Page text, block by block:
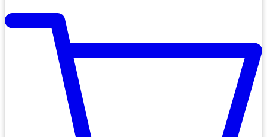
Máy Rửa Chén Bát
Máy Rửa Chén Âm Toàn Phần
Máy Rửa Chén Bát 12 Bộ
Máy Rửa Chén Bát Bán Âm
Thiết Bị Vệ Sinh American Standard
Thiết Bị Vệ Sinh VIGLACERA
Thiết Bị Vệ Sinh THIÊN THANH
Thiết Bị Bếp